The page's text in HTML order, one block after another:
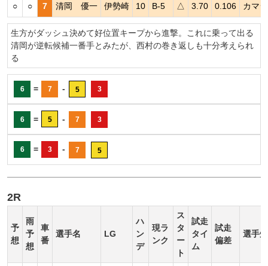
○ ○ 7 清岡 優一 伊勢崎 10 B-5 △ 3.70 0.106 カマ
生方がダッシュ決めて好位置キープから進撃。これに乗って出る
清岡が逆転候補一番手とみたが、西村の巻き返しも十分考えられ
る
6 = 7 - 5 3
6 = 5 - 7 3
6 = 3 - 7 5
2R
予
想
雨
予
想
車
番
選手名 LG
ハ
ン
デ
現ラ
ンク
ス
タ
ー
ト
試走
タイ
ム
試走
偏差
選手